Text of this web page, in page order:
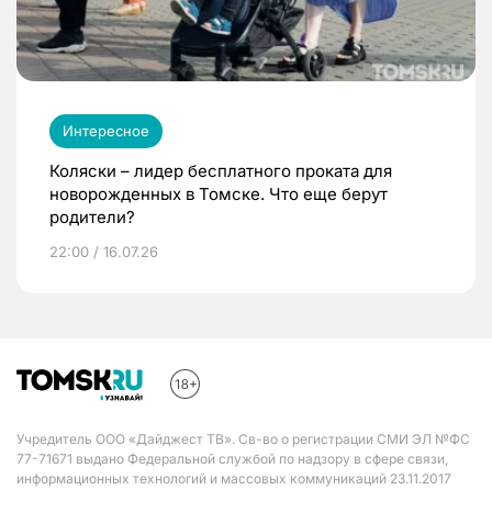
Интересное
Коляски – лидер бесплатного проката для
новорожденных в Томске. Что еще берут
родители?
22:00 / 16.07.26
Учредитель ООО «Дайджест ТВ». Св-во о регистрации СМИ ЭЛ №ФС
77-71671 выдано Федеральной службой по надзору в сфере связи,
информационных технологий и массовых коммуникаций 23.11.2017